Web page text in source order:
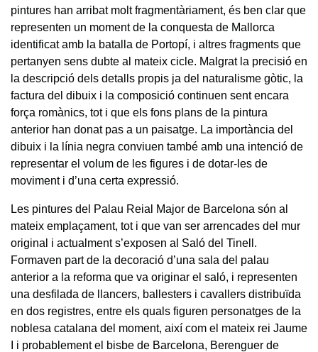
pintures han arribat molt fragmentàriament, és ben clar que
representen un moment de la conquesta de Mallorca
identificat amb la batalla de Portopí, i altres fragments que
pertanyen sens dubte al mateix cicle. Malgrat la precisió en
la descripció dels detalls propis ja del naturalisme gòtic, la
factura del dibuix i la composició continuen sent encara
força romànics, tot i que els fons plans de la pintura
anterior han donat pas a un paisatge. La importància del
dibuix i la línia negra conviuen també amb una intenció de
representar el volum de les figures i de dotar-les de
moviment i d’una certa expressió.
Les pintures del Palau Reial Major de Barcelona són al
mateix emplaçament, tot i que van ser arrencades del mur
original i actualment s’exposen al Saló del Tinell.
Formaven part de la decoració d’una sala del palau
anterior a la reforma que va originar el saló, i representen
una desfilada de llancers, ballesters i cavallers distribuïda
en dos registres, entre els quals figuren personatges de la
noblesa catalana del moment, així com el mateix rei Jaume
I i probablement el bisbe de Barcelona, Berenguer de